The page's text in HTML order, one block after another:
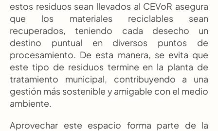
estos residuos sean llevados al CEVoR asegura
que los materiales reciclables sean
recuperados, teniendo cada desecho un
destino puntual en diversos puntos de
procesamiento. De esta manera, se evita que
este tipo de residuos termine en la planta de
tratamiento municipal, contribuyendo a una
gestión más sostenible y amigable con el medio
ambiente.
Aprovechar este espacio forma parte de la